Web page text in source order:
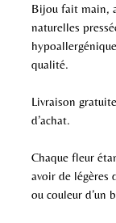
Bijou fait main,
naturelles
qualité.
Livraison
d’achat.
Chaque fleur
avoir de légères
ou couleur d’un